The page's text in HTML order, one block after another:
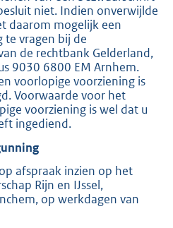
niet. Indien onverwijlde
daarom mogelijk een
te vragen bij de
de rechtbank Gelderland,
9030 6800 EM Arnhem.
voorlopige voorziening is
Voorwaarde voor het
voorziening is wel dat u
ingediend.
afspraak inzien op het
Rijn en IJssel,
op werkdagen van